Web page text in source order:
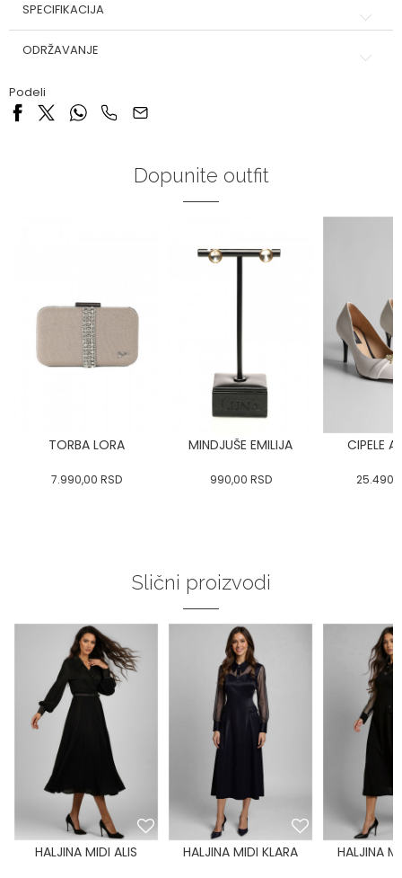
SPECIFIKACIJA
ODRŽAVANJE
Podeli
Dopunite outfit
TORBA LORA
7.990,00 RSD
MINDJUŠE EMILIJA
990,00 RSD
CIPELE
Slični proizvodi
HALJINA MIDI ALIS HALJINA MIDI KLARA HALJINA